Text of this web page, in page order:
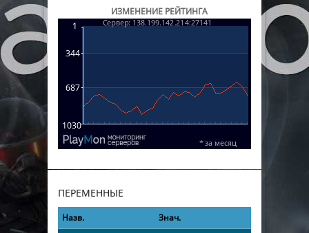
ИЗМЕНЕНИЕ РЕЙТИНГА
ПЕРЕМЕННЫЕ
Назв.
Знач.